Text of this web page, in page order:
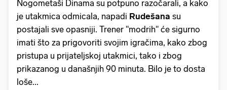
Nogometaši Dinama su potpuno razočarali, a kako
je utakmica odmicala, napadi Rudešana su
postajali sve opasniji. Trener "modrih" će sigurno
imati što za prigovoriti svojim igračima, kako zbog
pristupa u prijateljskoj utakmici, tako i zbog
prikazanog u današnjih 90 minuta. Bilo je to dosta
loše...